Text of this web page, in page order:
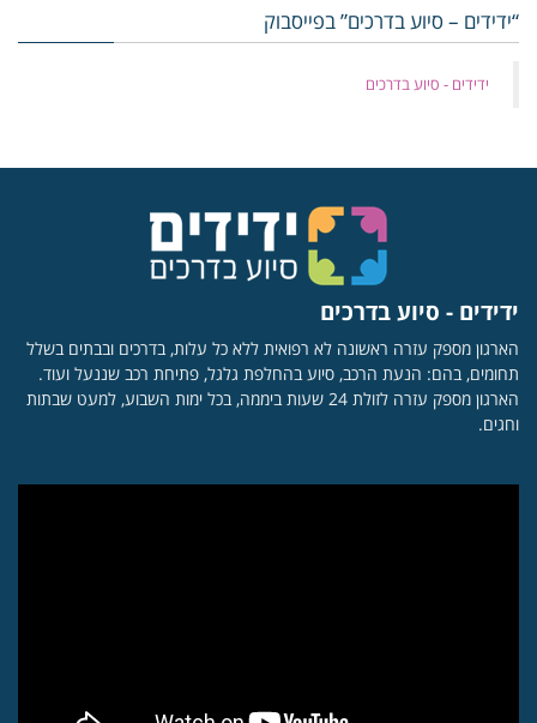
“ידידים – סיוע בדרכים” בפייסבוק
‏ידידים - סיוע בדרכים
ידידים - סיוע בדרכים
הארגון מספק עזרה ראשונה לא רפואית ללא כל עלות, בדרכים ובבתים בשלל
תחומים, בהם: הנעת הרכב, סיוע בהחלפת גלגל, פתיחת רכב שננעל ועוד.
הארגון מספק עזרה לזולת 24 שעות ביממה, בכל ימות השבוע, למעט שבתות
וחגים.